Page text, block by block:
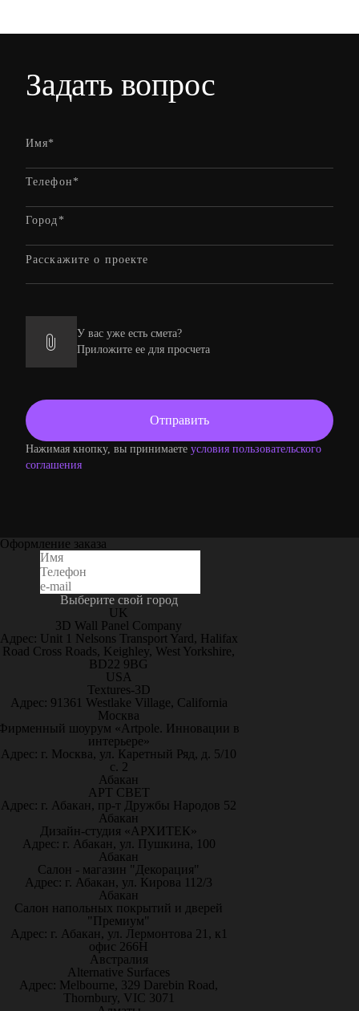
Задать вопрос
У вас уже есть смета?
Приложите ее для просчета
Нажимая кнопку, вы принимаете условия пользовательского
соглашения
Оформление заказа
Выберите свой город
UK
3D Wall Panel Company
Адрес: Unit 1 Nelsons Transport Yard, Halifax
Road Cross Roads, Keighley, West Yorkshire,
BD22 9BG
USA
Textures-3D
Адрес: 91361 Westlake Village, California
Москва
шоурум «Artpole. Инновации в
интерьере»
Адрес: г. Москва, ул. Каретный Ряд, д. 5/10
с. 2
Абакан
АРТ СВЕТ
Адрес: г. Абакан, пр-т Дружбы Народов 52
Абакан
Дизайн-студия «АРХИТЕК»
Адрес: г. Абакан, ул. Пушкина, 100
Абакан
Салон - магазин "Декорация"
Адрес: г. Абакан, ул. Кирова 112/3
Абакан
Салон напольных покрытий и дверей
"Премиум"
Адрес: г. Абакан, ул. Лермонтова 21, к1
офис 266Н
Австралия
Alternative Surfaces
Адрес: Melbourne, 329 Darebin Road,
Thornbury, VIC 3071